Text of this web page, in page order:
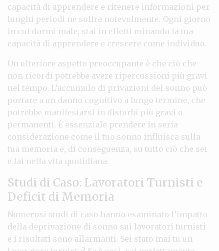
capacità di apprendere e ritenere informazioni per
lunghi periodi ne soffre notevolmente. Ogni giorno
in cui dormi male, stai in effetti minando la tua
capacità di apprendere e crescere come individuo.
Un ulteriore aspetto preoccupante è che ciò che
non ricordi potrebbe avere ripercussioni più gravi
nel tempo. L’accumulo di privazioni del sonno può
portare a un danno cognitivo a lungo termine, che
potrebbe manifestarsi in disturbi più gravi o
permanenti. È essenziale prendere in seria
considerazione come il tuo sonno influisca sulla
tua memoria e, di conseguenza, su tutto ciò che sei
e fai nella vita quotidiana.
Studi di Caso: Lavoratori Turnisti e
Deficit di Memoria
Numerosi studi di caso hanno esaminato l’impatto
della deprivazione di sonno sui lavoratori turnisti
e i risultati sono allarmanti. Sei stato mai tu un